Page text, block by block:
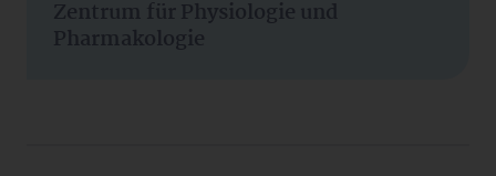
Zentrum für Physiologie und
Pharmakologie